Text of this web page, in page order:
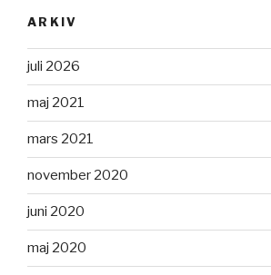
ARKIV
juli 2026
maj 2021
mars 2021
november 2020
juni 2020
maj 2020